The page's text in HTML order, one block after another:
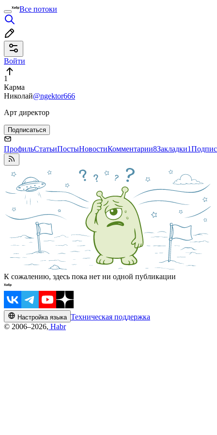
Все потоки
Войти
1
Карма
Николай@ngektor666
Арт директор
Подписаться
ПрофильСтатьиПостыНовостиКомментарии8Закладки1
К сожалению, здесь пока нет ни одной публикации
Настройка языка Техническая поддержка
© 2006–2026, Habr